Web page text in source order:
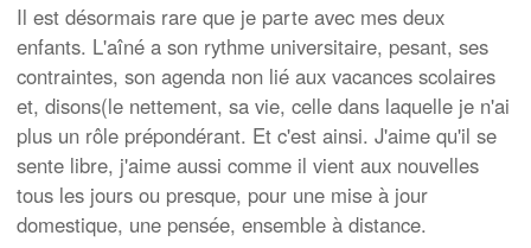
Il est désormais rare que je parte avec mes deux
enfants. L'aîné a son rythme universitaire, pesant, ses
contraintes, son agenda non lié aux vacances scolaires
et, disons(le nettement, sa vie, celle dans laquelle je n'ai
plus un rôle prépondérant. Et c'est ainsi. J'aime qu'il se
sente libre, j'aime aussi comme il vient aux nouvelles
tous les jours ou presque, pour une mise à jour
domestique, une pensée, ensemble à distance.